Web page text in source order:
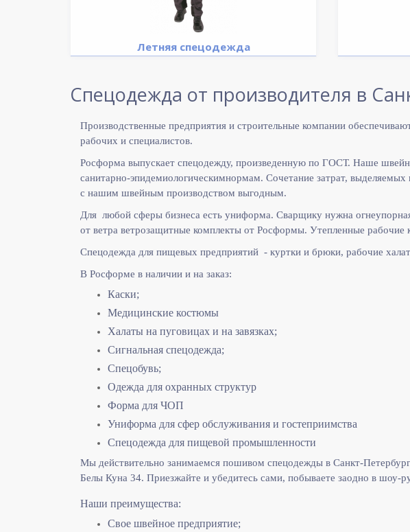
Летняя спецодежда
Спецодежда от производителя в
Производственные предприятия и строительные компании
рабочих и специалистов.
Росформа выпускает спецодежду, произведенную по ГОСТ. Наше
санитарно-эпидемиологическимнормам. Сочетание затрат,
с нашим швейным производством выгодным.
Для любой сферы бизнеса есть униформа. Сварщику нужна
от ветра ветрозащитные комплекты от Росформы. Утепленные
Спецодежда для пищевых предприятий - куртки и брюки, рабочие
В Росформе в наличии и на заказ:
Каски;
Медицинские костюмы
Халаты на пуговицах и на завязках;
Сигнальная спецодежда;
Спецобувь;
Одежда для охранных структур
Форма для ЧОП
Униформа для сфер обслуживания и гостеприимства
Спецодежда для пищевой промышленности
Мы действительно занимаемся пошивом спецодежды в Санкт-
Белы Куна 34. Приезжайте и убедитесь сами, побываете заодно в шоу-
Наши преимущества:
Свое швейное предприятие;